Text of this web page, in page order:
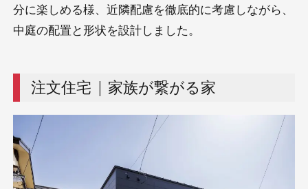
分に楽しめる様、近隣配慮を徹底的に考慮しながら、
中庭の配置と形状を設計しました。
注文住宅 | 家族が繋がる家